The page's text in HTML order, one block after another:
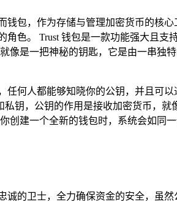
钱包，作为存储与管理加密货币的核心
色。 Trust 钱包是一款功能强大且支
像是一把神秘的钥匙，它是由一串独
何人都能够知晓你的公钥，并且可
钥，公钥的作用是接收加密货币，就
创建一个全新的钱包时，系统会如同
的卫士，全力确保资金的安全，虽